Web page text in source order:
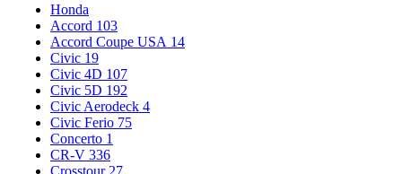
Honda
Accord 103
Accord Coupe USA 14
Civic 19
Civic 4D 107
Civic 5D 192
Civic Aerodeck 4
Civic Ferio 75
Concerto 1
CR-V 336
Crosstour 27